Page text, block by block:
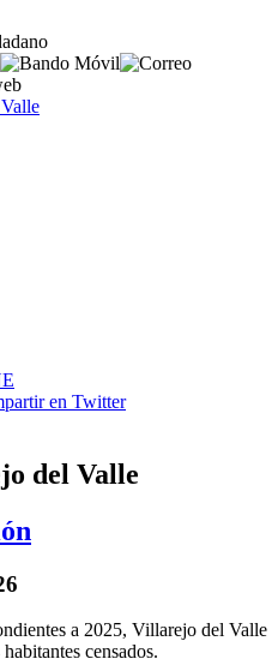
del Valle
a 2025, Villarejo del Valle
censados.